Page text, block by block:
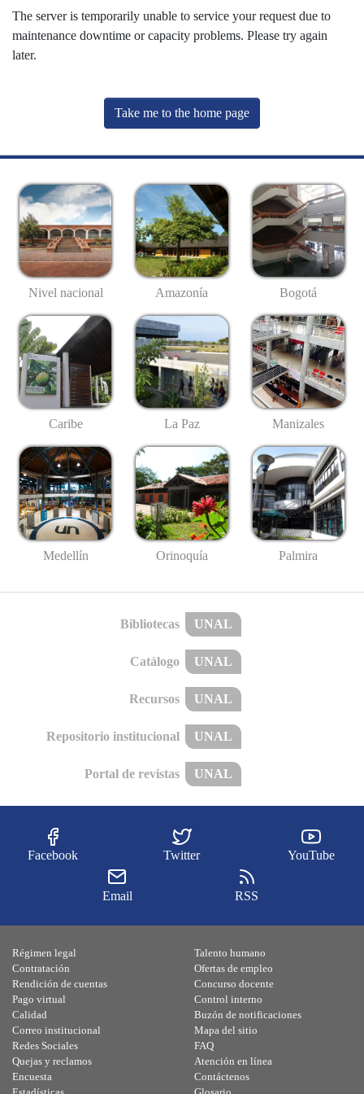
The server is temporarily unable to service your request due to
maintenance downtime or capacity problems. Please try again
later.
Take me to the home page
Nivel nacional Amazonía Bogotá
Caribe La Paz Manizales
Medellín Orinoquía Palmira
Bibliotecas UNAL
Catálogo UNAL
Recursos UNAL
Repositorio institucional UNAL
Portal de revistas UNAL
Facebook Twitter YouTube
Email RSS
Régimen legal
Contratación
Rendición de cuentas
Pago virtual
Calidad
Talento humano
Ofertas de empleo
Concurso docente
Control interno
Buzón de notificaciones
Correo institucional
Redes Sociales
Quejas y reclamos
Encuesta
Mapa del sitio
FAQ
Atención en línea
Contáctenos